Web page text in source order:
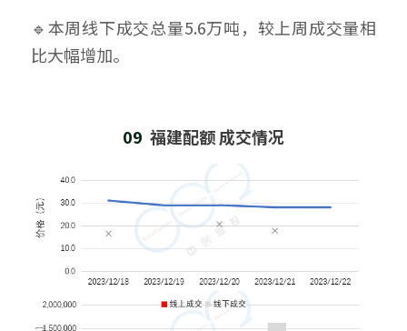
🔹本周线下成交总量5.6万吨，较上周成交量相
比大幅增加。
09 福建配额 成交情况